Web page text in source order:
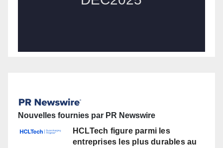
Nouvelles fournies par PR Newswire
HCLTech figure parmi les
entreprises les plus durables au